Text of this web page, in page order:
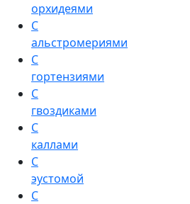
орхидеями
С
альстромериями
С
гортензиями
С
гвоздиками
С
каллами
С
эустомой
С